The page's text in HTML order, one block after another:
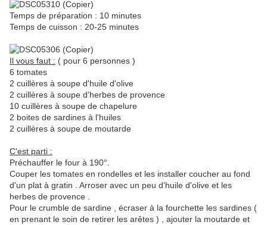
Temps de préparation : 10 minutes
Temps de cuisson : 20-25 minutes
Il vous faut : ( pour 6 personnes )
6 tomates
2 cuillères à soupe d'huile d'olive
2 cuillères à soupe d'herbes de provence
10 cuillères à soupe de chapelure
2 boites de sardines à l'huiles
2 cuillères à soupe de moutarde
C'est parti :
Préchauffer le four à 190°.
Couper les tomates en rondelles et les installer coucher au fond
d'un plat à gratin . Arroser avec un peu d'huile d'olive et les
herbes de provence .
Pour le crumble de sardine , écraser à la fourchette les sardines (
en prenant le soin de retirer les arêtes ) , ajouter la moutarde et